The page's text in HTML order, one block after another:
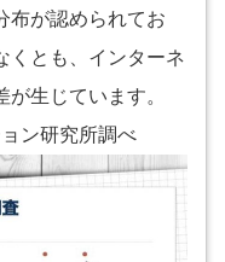
布が認められてお
くとも、インターネ
生じています。
ン研究所調べ